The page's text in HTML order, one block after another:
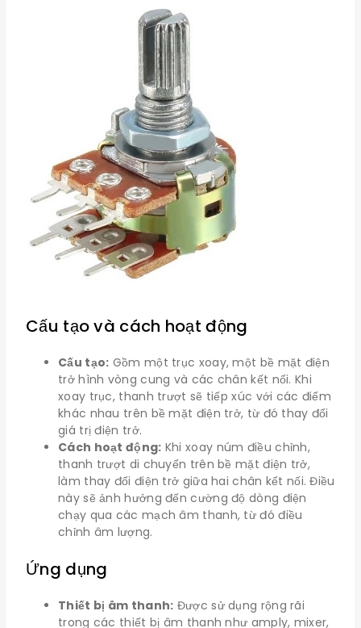
Cấu tạo và cách hoạt động
Cấu tạo: Gồm một trục xoay, một bề mặt điện
trở hình vòng cung và các chân kết nối. Khi
xoay trục, thanh trượt sẽ tiếp xúc với các điểm
khác nhau trên bề mặt điện trở, từ đó thay đổi
giá trị điện trở.
Cách hoạt động: Khi xoay núm điều chỉnh,
thanh trượt di chuyển trên bề mặt điện trở,
làm thay đổi điện trở giữa hai chân kết nối. Điều
này sẽ ảnh hưởng đến cường độ dòng điện
chạy qua các mạch âm thanh, từ đó điều
chỉnh âm lượng.
Ứng dụng
Thiết bị âm thanh: Được sử dụng rộng rãi
trong các thiết bị âm thanh như amply, mixer,